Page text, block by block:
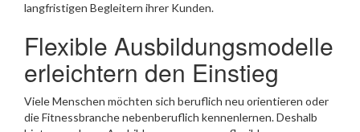
langfristigen Begleitern ihrer Kunden.
Flexible Ausbildungsmodelle
erleichtern den Einstieg
Viele Menschen möchten sich beruflich neu orientieren oder
die Fitnessbranche nebenberuflich kennenlernen. Deshalb